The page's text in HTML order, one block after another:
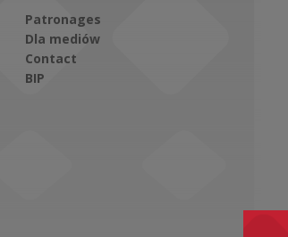
Patronages
Dla mediów
Contact
BIP